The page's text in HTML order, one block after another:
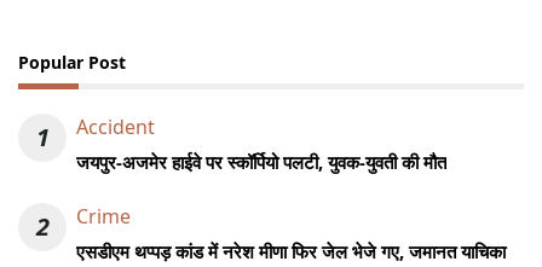
Popular Post
1 Accident
जयपुर-अजमेर हाईवे पर स्कॉर्पियो पलटी, युवक-युवती की मौत
2 Crime
एसडीएम थप्पड़ कांड में नरेश मीणा फिर जेल भेजे गए, जमानत याचिका